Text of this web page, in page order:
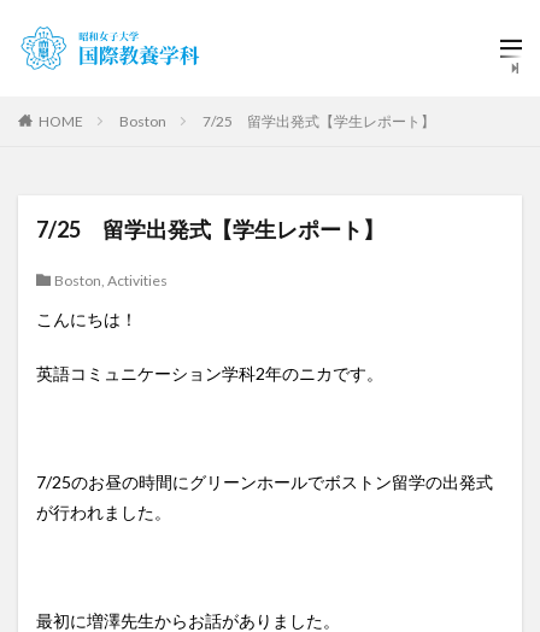
HOME Boston 7/25 留学出発式【学生レポート】
7/25 留学出発式【学生レポート】
Boston, Activities
こんにちは！
英語コミュニケーション学科2年のニカです。
7/25のお昼の時間にグリーンホールでボストン留学の出発式
が行われました。
最初に増澤先生からお話がありました。